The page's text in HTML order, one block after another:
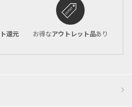
還元 お得なアウトレット品あり